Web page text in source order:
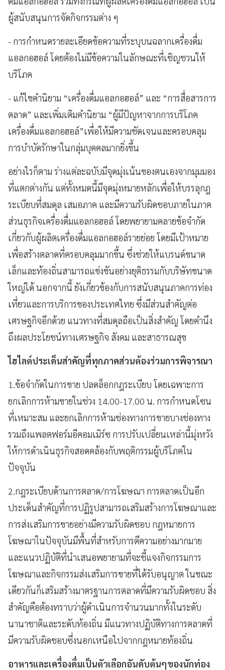
ผู้สนับสนุนการจัดกิจกรรมต่าง ๆ
- การกำหนดรายละเอียดข้อความที่ระบุบนฉลากเครื่องดื่ม
แอลกอฮอล์ โดยต้องไม่มีข้อความในลักษณะที่เชิญชวนให้
บริโภค
- แก้ไขคำนิยาม “เครื่องดื่มแอลกอฮอล์” และ “การสื่อสารการ
ตลาด” และเพิ่มเติมคำนิยาม “ผู้มีปัญหาจากการบริโภค
เครื่องดื่มแอลกอฮอล์”เพื่อให้มีความชัดเจนและครอบคลุม
การบำบัดรักษาในกลุ่มบุคคลมากยิ่งขึ้น
อย่างไรก็ตาม ร่างแต่ละฉบับมีจุดมุ่งเน้นของตนเองจากมุมมอง
ที่แตกต่างกัน แต่ทั้งหมดนี้มีจุดมุ่งหมายหลักเพื่อให้บรรลุกฎ
ระเบียบที่สมดุล เสมอภาค และมีความรับผิดชอบภายในภาค
ส่วนธุรกิจเครื่องดื่มแอลกอฮอล์ โดยพยายามคลายข้อจำกัด
เกี่ยวกับผู้ผลิตเครื่องดื่มแอลกอฮอล์รายย่อย โดยมีเป้าหมาย
เพื่อสร้างตลาดที่ครอบคลุมมากขึ้น ซึ่งช่วยให้แบรนด์ขนาด
เล็กและท้องถิ่นสามารถแข่งขันอย่างยุติธรรมกับบริษัทขนาด
ใหญ่ได้ นอกจากนี้ ยังเกี่ยวข้องกับการสนับสนุนภาคการท่อง
เที่ยวและการบริการของประเทศไทย ซึ่งมีส่วนสำคัญต่อ
เศรษฐกิจอีกด้วย แนวทางที่สมดุลถือเป็นสิ่งสำคัญ โดยคำนึง
ถึงผลประโยชน์ทางเศรษฐกิจ สังคม และสาธารณสุข
ไฮไลต์ประเด็นสำคัญที่ทุกภาคส่วนต้องร่วมการพิจารณา
1.ข้อจำกัดในการขาย ปลดล็อกกฎระเบียบ โดยเฉพาะการ
ยกเลิกการห้ามขายในช่วง 14.00-17.00 น. การกำหนดโซน
ที่เหมาะสม และยกเลิกการห้ามช่องทางการขายบางช่องทาง
รวมถึงแพลตฟอร์มอีคอมเมิร์ซ การปรับเปลี่ยนเหล่านี้มุ่งหวัง
ให้การดำเนินธุรกิจสอดคล้องกับพฤติกรรมผู้บริโภคใน
ปัจจุบัน
2.กฎระเบียบด้านการตลาด/การโฆษณา การตลาดเป็นอีก
ประเด็นสำคัญที่การปฏิรูปสามารถเสริมสร้างการโฆษณาและ
การส่งเสริมการขายอย่างมีความรับผิดชอบ กฎหมายการ
โฆษณาในปัจจุบันมีพื้นที่สำหรับการตีความอย่างมากมาย
และแนวปฏิบัติที่นำเสนอพยายามที่จะชี้แจงกิจกรรมการ
โฆษณาและกิจกรรมส่งเสริมการขายที่ได้รับอนุญาต ในขณะ
เดียวกันก็เสริมสร้างมาตรฐานการตลาดที่มีความรับผิดชอบ สิ่ง
สำคัญคือต้องทราบว่าผู้ดำเนินการจำนวนมากทั้งในระดับ
นานาชาติและระดับท้องถิ่น มีแนวทางปฏิบัติทางการตลาดที่
มีความรับผิดชอบซึ่งนอกเหนือไปจากกฎหมายท้องถิ่น
อาหารและเครื่องดื่มเป็นตัวเลือกอันดับต้นๆของนักท่อง